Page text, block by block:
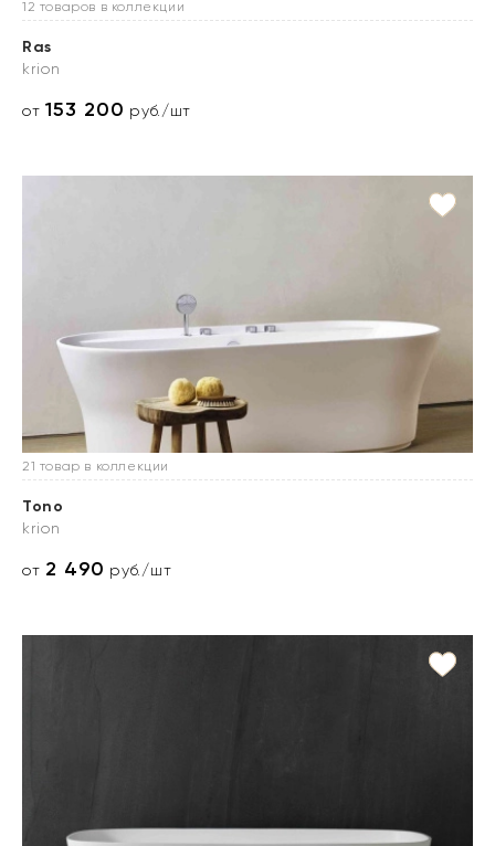
12 товаров в коллекции
Ras
krion
от153 200 руб./шт
21 товар в коллекции
Tono
krion
от 2 490 руб./шт